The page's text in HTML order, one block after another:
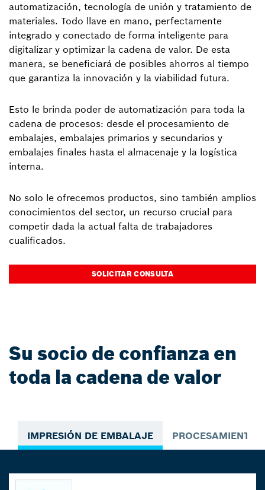
automatización, tecnología de unión y tratamiento de
materiales. Todo llave en mano, perfectamente
integrado y conectado de forma inteligente para
digitalizar y optimizar la cadena de valor. De esta
manera, se beneficiará de posibles ahorros al tiempo
que garantiza la innovación y la viabilidad futura.
Esto le brinda poder de automatización para toda la
cadena de procesos: desde el procesamiento de
embalajes, embalajes primarios y secundarios y
embalajes finales hasta el almacenaje y la logística
interna.
No solo le ofrecemos productos, sino también amplios
conocimientos del sector, un recurso crucial para
competir dada la actual falta de trabajadores
cualificados.
SOLICITAR CONSULTA
Su socio de confianza en
toda la cadena de valor
IMPRESIÓN DE EMBALAJE PROCESAMIENTO